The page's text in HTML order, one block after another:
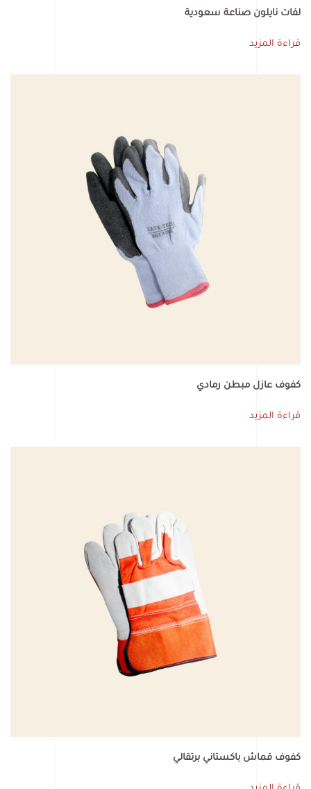
لفات نايلون صناعة سعودية
قراءة المزيد
كفوف عازل مبطن رمادي
قراءة المزيد
كفوف قماش باكستاني برتقالي